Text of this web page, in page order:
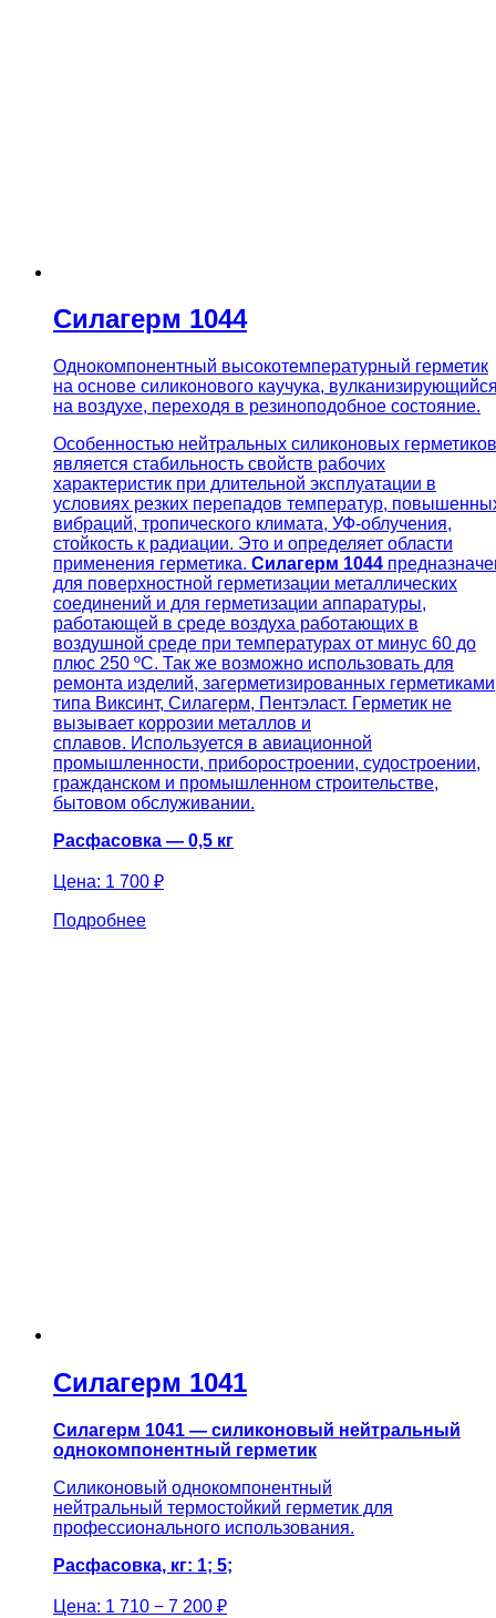
Силагерм 1044
Однокомпонентный высокотемпературный герметик
на основе силиконового каучука,
на воздухе, переходя в резиноподобное состояние.
Особенностью нейтральных силиконовых герметиков
является стабильность свойств рабочих
характеристик при длительной эксплуатации в
условиях резких перепадов температур,
вибраций, тропического климата, УФ-облучения,
стойкость к радиации. Это и определяет области
применения герметика. Силагерм 1044
для поверхностной герметизации металлических
соединений и для герметизации аппаратуры,
работающей в среде воздуха работающих в
воздушной среде при температурах от минус 60 до
плюс 250 ºС. Так же возможно использовать для
ремонта изделий, загерметизированных герметиками
типа Виксинт, Силагерм, Пентэласт. Герметик не
вызывает коррозии металлов и
сплавов. Используется в авиационной
промышленности, приборостроении, судостроении,
гражданском и промышленном строительстве,
бытовом обслуживании.
Расфасовка — 0,5 кг
Цена: 1 700 ₽
Подробнее
Силагерм 1041
Силагерм 1041 — силиконовый нейтральный
однокомпонентный герметик
Силиконовый однокомпонентный
нейтральный термостойкий герметик для
профессионального использования.
Расфасовка, кг: 1; 5;
Цена: 1 710 − 7 200 ₽